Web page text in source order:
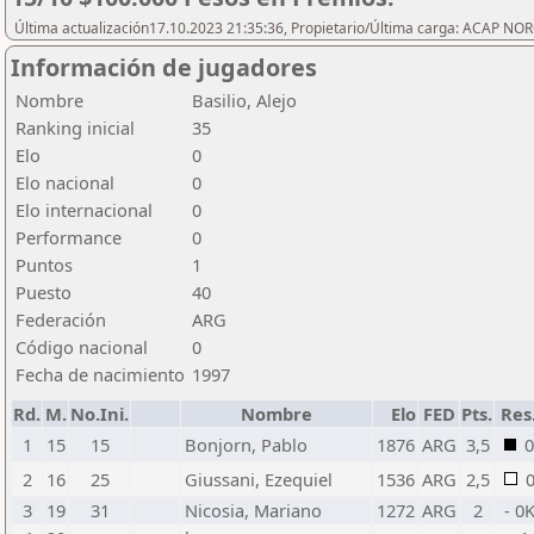
Última actualización17.10.2023 21:35:36, Propietario/Última carga: ACAP
Información de jugadores
Nombre
Basilio, Alejo
Ranking inicial
35
Elo
0
Elo nacional
0
Elo internacional
0
Performance
0
Puntos
1
Puesto
40
Federación
ARG
Código nacional
0
Fecha de nacimiento 1997
Rd. M. No.Ini. Nombre Elo FED Pts.
1
15 15 Bonjorn, Pablo 1876 ARG 3,5
0
2
16 25 Giussani, Ezequiel 1536 ARG 2,5
0
3
19 31 Nicosia, Mariano 1272 ARG 2
- 0K